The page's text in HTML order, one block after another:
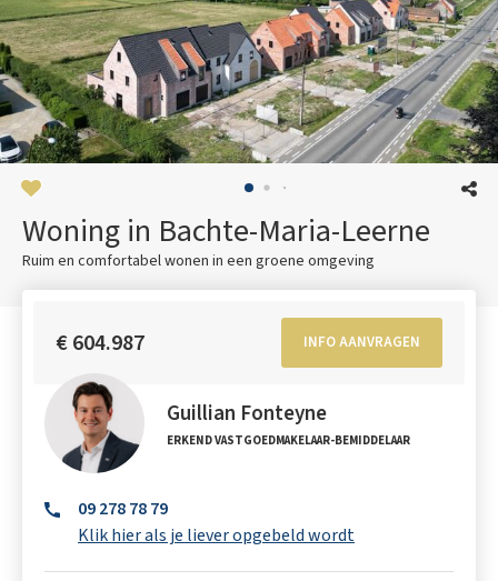
Woning in Bachte-Maria-Leerne
Ruim en comfortabel wonen in een groene omgeving
€ 604.987 INFO AANVRAGEN
Guillian Fonteyne
ERKEND VASTGOEDMAKELAAR-BEMIDDELAAR
09 278 78 79
Klik hier als je liever opgebeld wordt